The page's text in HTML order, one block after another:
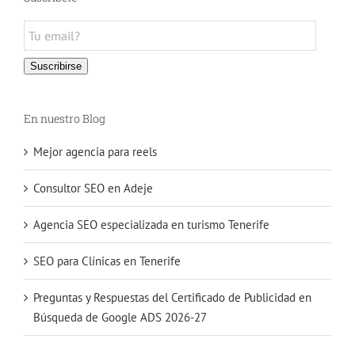
Email
Subscription
Suscribirse
En nuestro Blog
Mejor agencia para reels
Consultor SEO en Adeje
Agencia SEO especializada en turismo Tenerife
SEO para Clínicas en Tenerife
Preguntas y Respuestas del Certificado de Publicidad en
Búsqueda de Google ADS 2026-27